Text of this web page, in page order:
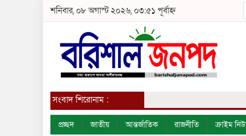
শনিবার, ০৮ অগাস্ট ২০২৬, ০৩:৫১ পূর্বাহ্ন
সংবাদ শিরোনাম :
প্রচ্ছদ জাতীয় আন্তর্জাতিক রাজনীতি ক্রাইম